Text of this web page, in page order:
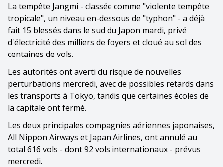
La tempête Jangmi - classée comme "violente tempête
tropicale", un niveau en-dessous de "typhon" - a déjà
fait 15 blessés dans le sud du Japon mardi, privé
d'électricité des milliers de foyers et cloué au sol des
centaines de vols.
Les autorités ont averti du risque de nouvelles
perturbations mercredi, avec de possibles retards dans
les transports à Tokyo, tandis que certaines écoles de
la capitale ont fermé.
Les deux principales compagnies aériennes japonaises,
All Nippon Airways et Japan Airlines, ont annulé au
total 616 vols - dont 92 vols internationaux - prévus
mercredi.